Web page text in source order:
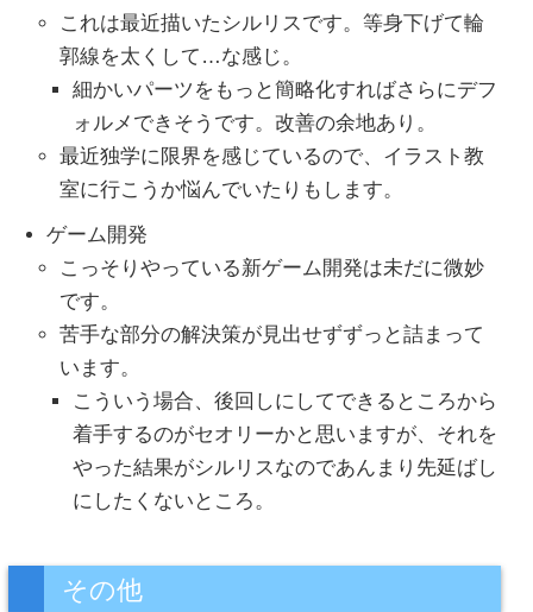
これは最近描いたシルリスです。等身下げて輪
郭線を太くして…な感じ。
細かいパーツをもっと簡略化すればさらにデフ
ォルメできそうです。改善の余地あり。
最近独学に限界を感じているので、イラスト教
室に行こうか悩んでいたりもします。
ゲーム開発
こっそりやっている新ゲーム開発は未だに微妙
です。
苦手な部分の解決策が見出せずずっと詰まって
います。
こういう場合、後回しにしてできるところから
着手するのがセオリーかと思いますが、それを
やった結果がシルリスなのであんまり先延ばし
にしたくないところ。
その他